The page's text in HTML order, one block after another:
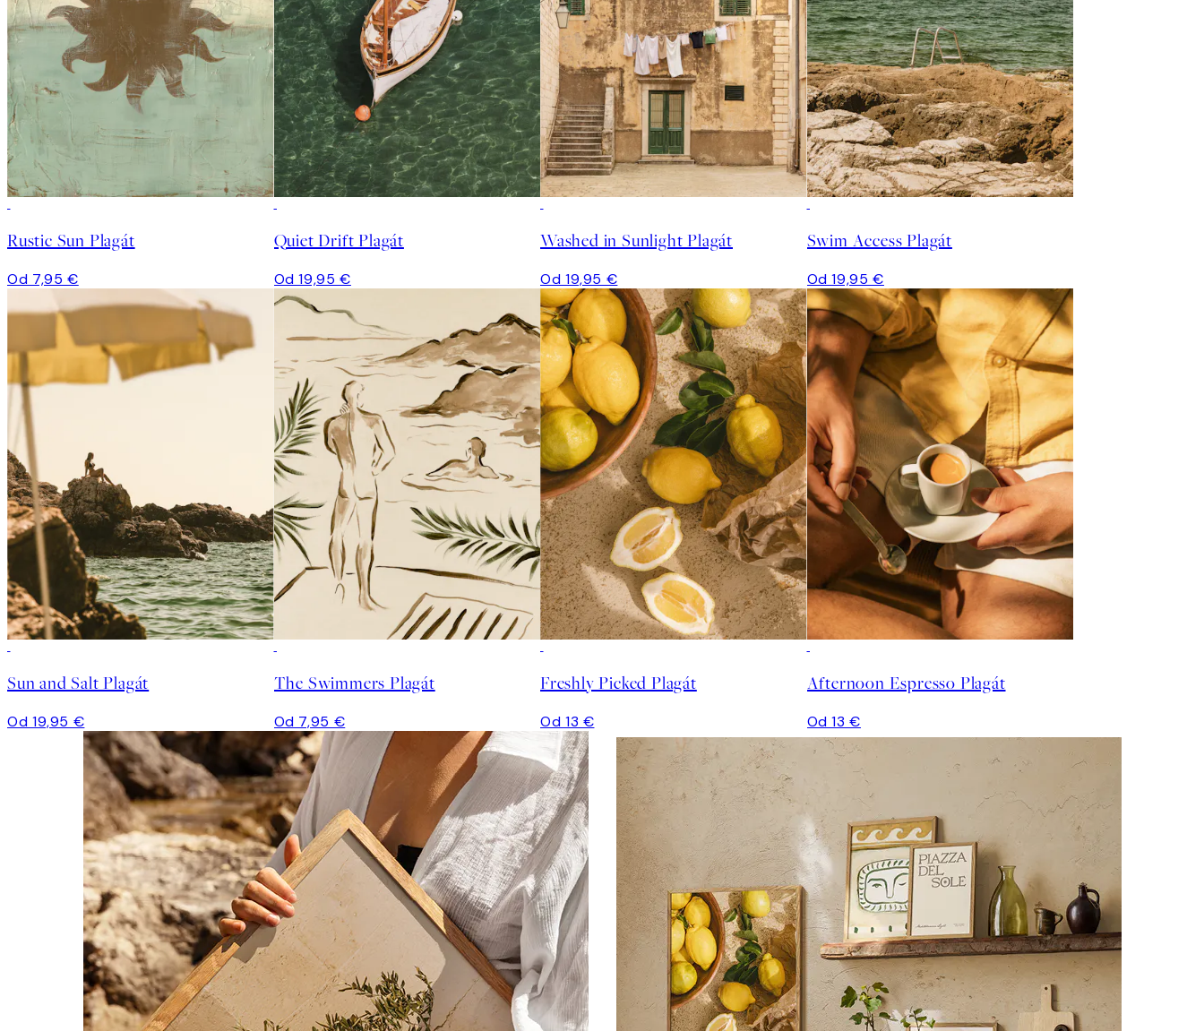
Rustic Sun Plagát
Od 7,95 €
Quiet Drift Plagát
Od 19,95 €
Washed in Sunlight Plagát
Od 19,95 €
Swim Access Plagát
Od 19,95 €
Sun and Salt Plagát
Od 19,95 €
The Swimmers Plagát
Od 7,95 €
Freshly Picked Plagát
Od 13 €
Afternoon Espresso Plagát
Od 13 €